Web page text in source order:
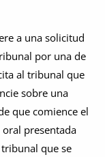
apelación?
demanda o una
a una solicitud
por una de
al tribunal que
sobre una
que comience el
presentada
que se